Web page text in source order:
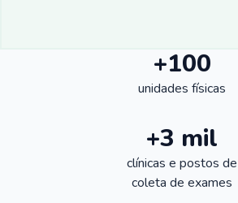
+100
unidades físicas
+3 mil
clínicas e postos de
coleta de exames